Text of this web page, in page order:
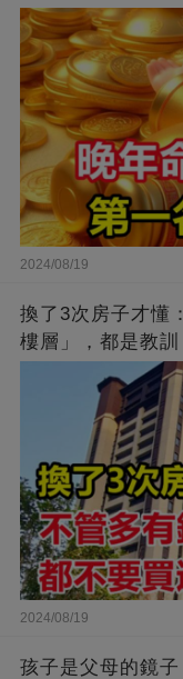
2024/08/19
換了3次房子才懂
樓層」，都是教訓
2024/08/19
孩子是父母的鏡